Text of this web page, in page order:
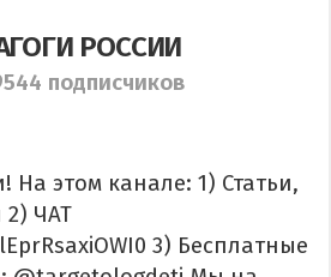
РОССИИ
подписчиков
На этом канале: 1) Статьи,
2) ЧАТ
3) Бесплатные